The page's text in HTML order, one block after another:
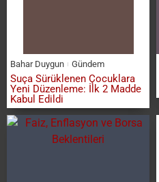
Bahar Duygun Gündem
Suça Sürüklenen Çocuklara
Yeni Düzenleme: İlk 2 Madde
Kabul Edildi